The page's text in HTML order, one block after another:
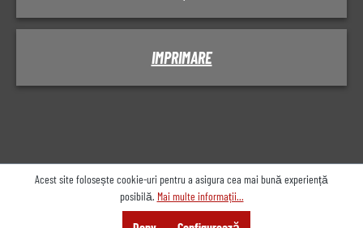
Căutare
IMPRIMARE
Acest site folosește cookie-uri pentru a asigura cea mai bună experiență
posibilă. Mai multe informații...